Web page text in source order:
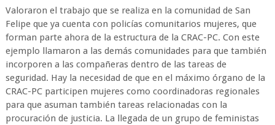
Valoraron el trabajo que se realiza en la comunidad de San
Felipe que ya cuenta con policías comunitarios mujeres, que
forman parte ahora de la estructura de la CRAC-PC. Con este
ejemplo llamaron a las demás comunidades para que también
incorporen a las compañeras dentro de las tareas de
seguridad. Hay la necesidad de que en el máximo órgano de la
CRAC-PC participen mujeres como coordinadoras regionales
para que asuman también tareas relacionadas con la
procuración de justicia. La llegada de un grupo de feministas